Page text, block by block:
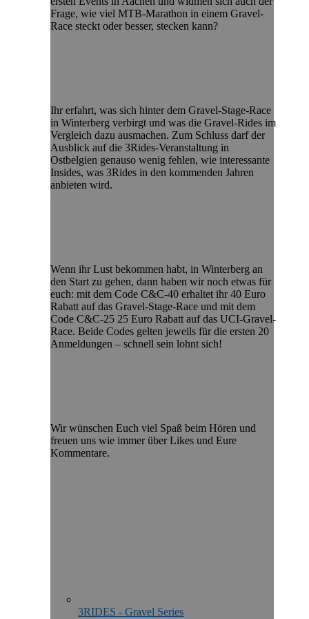
Frage, wie viel MTB-Marathon in einem Gravel-
Race steckt oder besser, stecken kann?
Ihr erfahrt, was sich hinter dem Gravel-Stage-Race
in Winterberg verbirgt und was die Gravel-Rides im
Vergleich dazu ausmachen. Zum Schluss darf der
Ausblick auf die 3Rides-Veranstaltung in
Ostbelgien genauso wenig fehlen, wie interessante
Insides, was 3Rides in den kommenden Jahren
anbieten wird.
Wenn ihr Lust bekommen habt, in Winterberg an
den Start zu gehen, dann haben wir noch etwas für
euch: mit dem Code C&C-40 erhaltet ihr 40 Euro
Rabatt auf das Gravel-Stage-Race und mit dem
Code C&C-25 25 Euro Rabatt auf das UCI-Gravel-
Race. Beide Codes gelten jeweils für die ersten 20
Anmeldungen – schnell sein lohnt sich!
Wir wünschen Euch viel Spaß beim Hören und
freuen uns wie immer über Likes und Eure
Kommentare.
3RIDES - Gravel Series